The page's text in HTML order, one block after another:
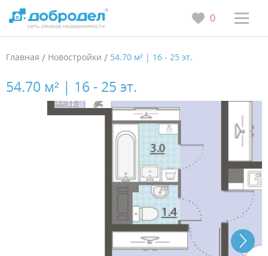
0
Главная / Новостройки / 54.70 м² | 16 - 25 эт.
54.70 м² | 16 - 25 эт.